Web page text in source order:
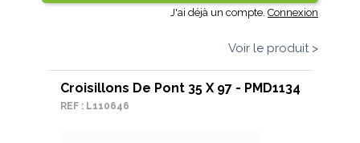
J'ai déjà un compte. Connexion
Voir le produit >
Croisillons De Pont 35 X 97 - PMD1134
REF : L110646